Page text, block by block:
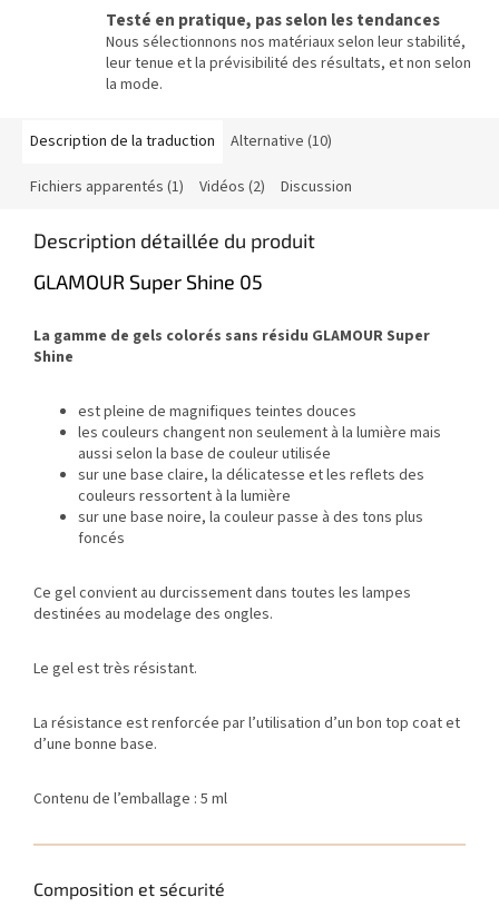
Testé en pratique, pas selon les tendances
Nous sélectionnons nos matériaux selon leur stabilité,
leur tenue et la prévisibilité des résultats, et non selon
la mode.
Description de la traduction Alternative (10)
Fichiers apparentés (1) Vidéos (2) Discussion
Description détaillée du produit
GLAMOUR Super Shine 05
La gamme de gels colorés sans résidu GLAMOUR Super
Shine
est pleine de magnifiques teintes douces
les couleurs changent non seulement à la lumière mais
aussi selon la base de couleur utilisée
sur une base claire, la délicatesse et les reflets des
couleurs ressortent à la lumière
sur une base noire, la couleur passe à des tons plus
foncés
Ce gel convient au durcissement dans toutes les lampes
destinées au modelage des ongles.
Le gel est très résistant.
La résistance est renforcée par l’utilisation d’un bon top coat et
d’une bonne base.
Contenu de l’emballage : 5 ml
Composition et sécurité